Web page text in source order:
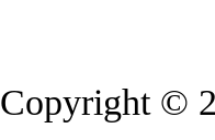
Copyright ©